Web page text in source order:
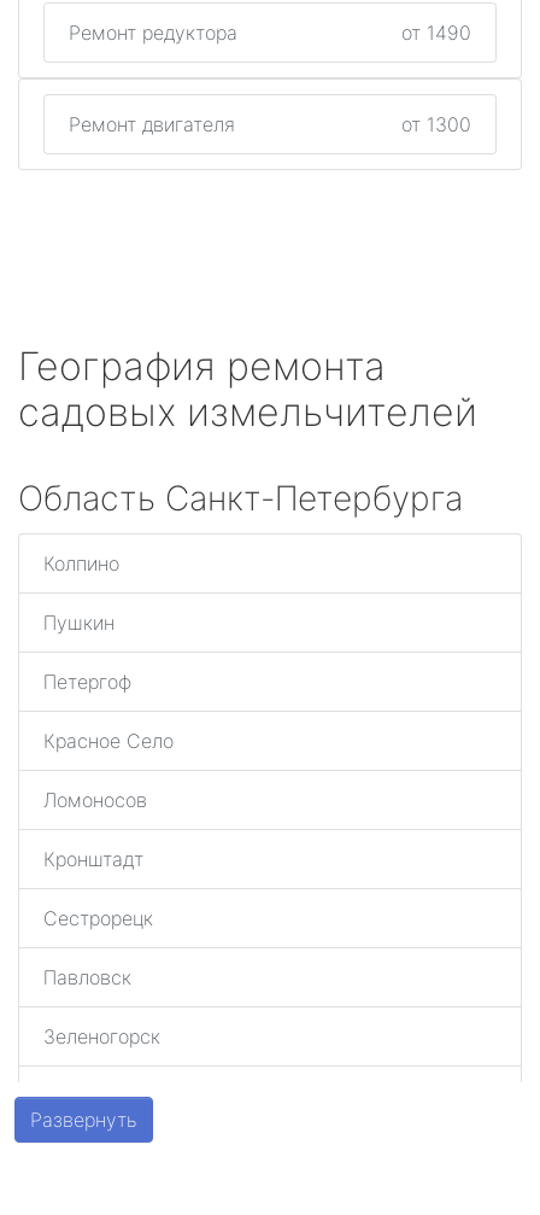
Ремонт редуктора от 1490
Ремонт двигателя от 1300
География ремонта
садовых измельчителей
Область Санкт-Петербурга
Колпино
Пушкин
Петергоф
Красное Село
Ломоносов
Кронштадт
Сестрорецк
Павловск
Зеленогорск
Шушары
Развернуть